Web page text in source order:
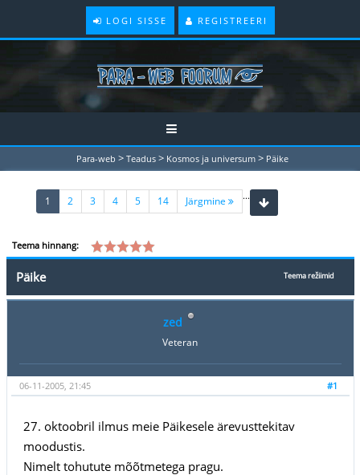
LOGI SISSE REGISTREERI
Para-web > Teadus > Kosmos ja universum > Päike
1 (current)
2 3 4 5 ...
14 Järgmine
Teema hinnang:
Teema režiimid
Päike
zed
Veteran
#1
06-11-2005, 21:45
27. oktoobril ilmus meie Päikesele ärevusttekitav
moodustis.
Nimelt tohutute mõõtmetega pragu.